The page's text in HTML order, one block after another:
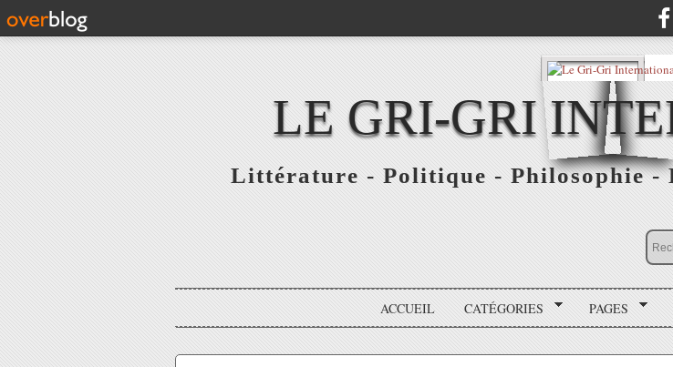
LE GRI-GRI
Littérature - Politique - Philosophie -
ACCUEIL CATÉGORIES PAGES